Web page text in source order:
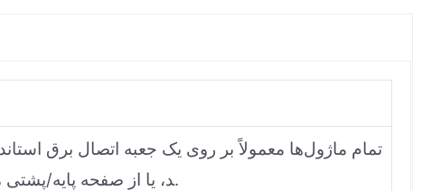
د، یا از صفحه پایه/پشتی مخصوص استفاده می‌کنند.